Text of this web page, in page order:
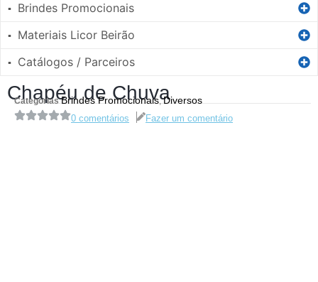
▪ Brindes Promocionais
▪ Materiais Licor Beirão
▪ Catálogos / Parceiros
Chapéu de Chuva
Categorias Brindes Promocionais,Diversos
0 comentários Fazer um comentário